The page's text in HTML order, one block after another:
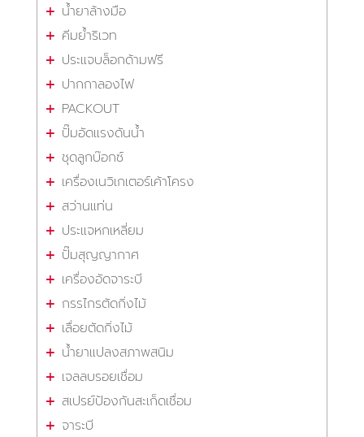
น้ำยาล้างมือ
คีมย้ำริเวท
ประแจบล็อกด้ามฟรี
ปากกาลองไฟ
PACKOUT
ปั๊มอัดแรงดันน้ำ
ชุดลูกบ๊อกซ์
เครื่องเนวิเกเตอร์เค้าโครง
สว่านแท่น
ประแจหกเหลี่ยม
ปั๊มสุญญากาศ
เครื่องอัดจาระบี
กรรไกรตัดกิ่งไม้
เลื่อยตัดกิ่งไม้
น้ำยาแปลงสภาพสนิม
เจลลบรอยเชื่อม
สเปรย์ป้องกันสะเก็ดเชื่อม
จาระบี